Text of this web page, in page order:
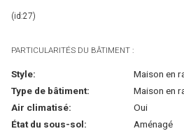
(id:27)
PARTICULARITÉS DU BÂTIMENT :
Style:
Maison en
Type de bâtiment:
Maison en
Air climatisé:
Oui
État du sous-sol:
Aménagé